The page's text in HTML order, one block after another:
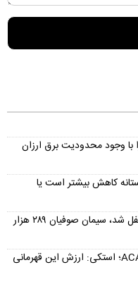
چرا با وجود محدودیت برق ارزان
در آستانه کاهش بیشتر است یا
قیمت سیمان امروز ۱۸ مرداد ۱۴۰۵؛ بازار قفل شد، سیمان صوفیان ۲۸۹ هزار
نبرد تاریخی امیر علی‌اکبری برای کمربند ACA؛ استکی: ارزش این قهرمانی